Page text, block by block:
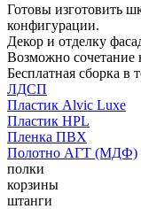
Готовы изготовить
конфигурации.
Декор и отделку
Возможно сочетание
Бесплатная сборка в
ЛДСП
Пластик Alvic Luxe
Пластик HPL
Пленка ПВХ
Полотно АГТ (МДФ)
полки
корзины
штанги